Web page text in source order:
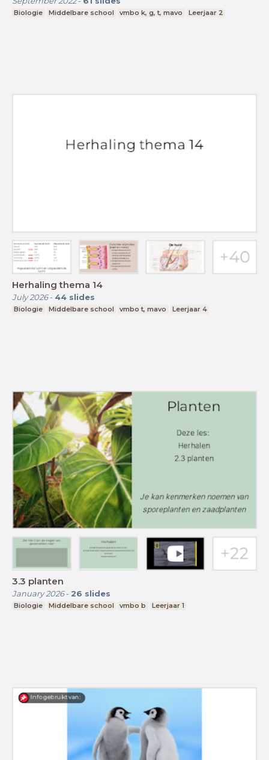
Biologie Middelbare school vmbo k, g, t, mavo Leerjaar 2
Herhaling thema 14
July 2026- 44 slides
Biologie Middelbare school vmbo t, mavo Leerjaar 4
3.3 planten
January 2026- 26 slides
Biologie Middelbare school vmbo b Leerjaar 1